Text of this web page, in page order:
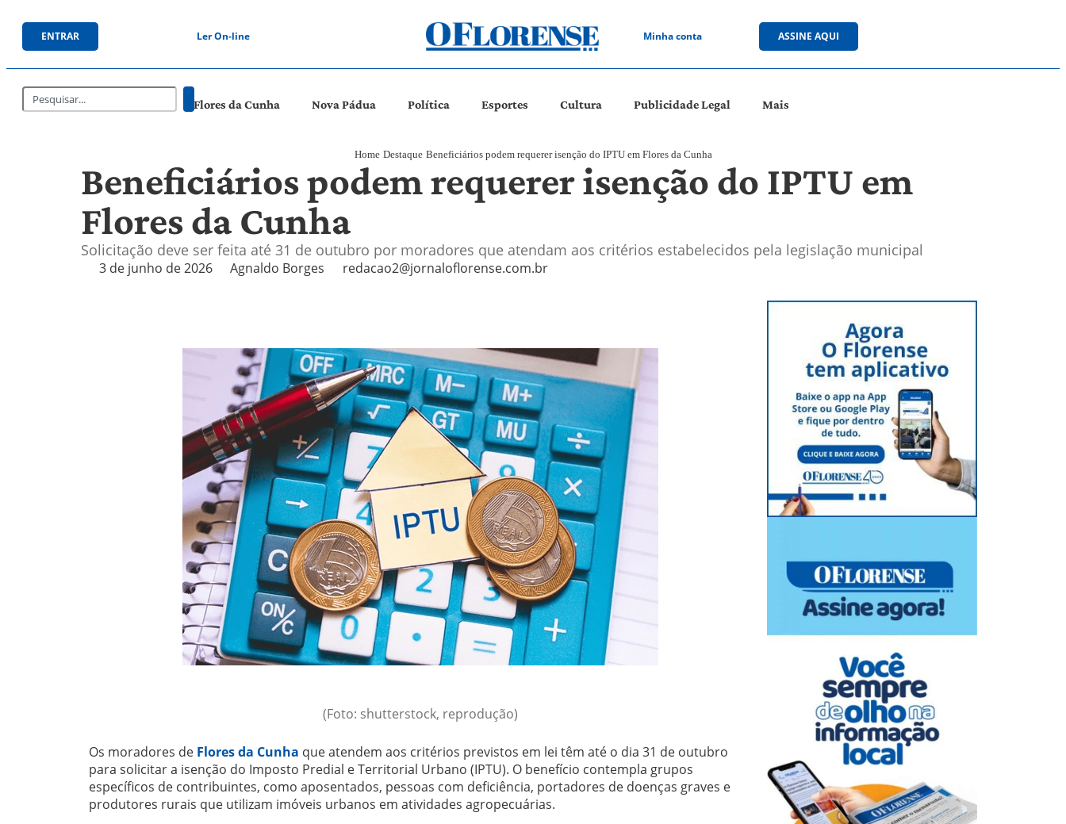
ENTRAR Ler On-line Minha conta ASSINE AQUI
Flores da Cunha Nova Pádua Política Esportes Cultura Publicidade Legal Mais
Home Destaque Beneficiários podem requerer isenção do IPTU em Flores da Cunha
Beneficiários podem requerer isenção do IPTU em
Flores da Cunha
Solicitação deve ser feita até 31 de outubro por moradores que atendam aos critérios estabelecidos pela legislação municipal
3 de junho de 2026 Agnaldo Borges redacao2@jornaloflorense.com.br
(Foto: shutterstock, reprodução)
Os moradores de Flores da Cunha que atendem aos critérios previstos em lei têm até o dia 31 de outubro
para solicitar a isenção do Imposto Predial e Territorial Urbano (IPTU). O benefício contempla grupos
específicos de contribuintes, como aposentados, pessoas com deficiência, portadores de doenças graves e
produtores rurais que utilizam imóveis urbanos em atividades agropecuárias.